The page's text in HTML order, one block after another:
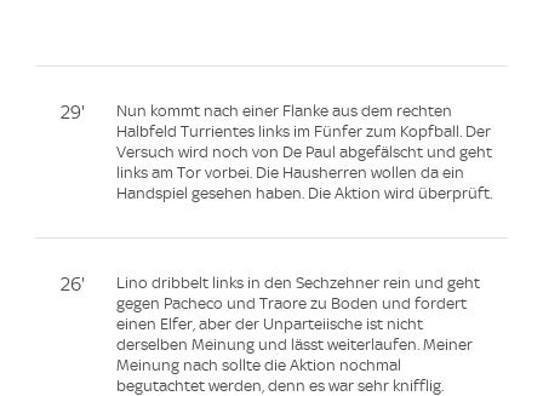
29'
Nun kommt nach einer Flanke aus dem rechten
Halbfeld Turrientes links im Fünfer zum Kopfball. Der
Versuch wird noch von De Paul abgefälscht und geht
links am Tor vorbei. Die Hausherren wollen da ein
Handspiel gesehen haben. Die Aktion wird überprüft.
26'
Lino dribbelt links in den Sechzehner rein und geht
gegen Pacheco und Traore zu Boden und fordert
einen Elfer, aber der Unparteiische ist nicht
derselben Meinung und lässt weiterlaufen. Meiner
Meinung nach sollte die Aktion nochmal
begutachtet werden, denn es war sehr knifflig.